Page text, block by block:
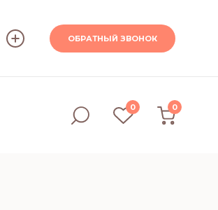
ОБРАТНЫЙ ЗВОНОК
0 0